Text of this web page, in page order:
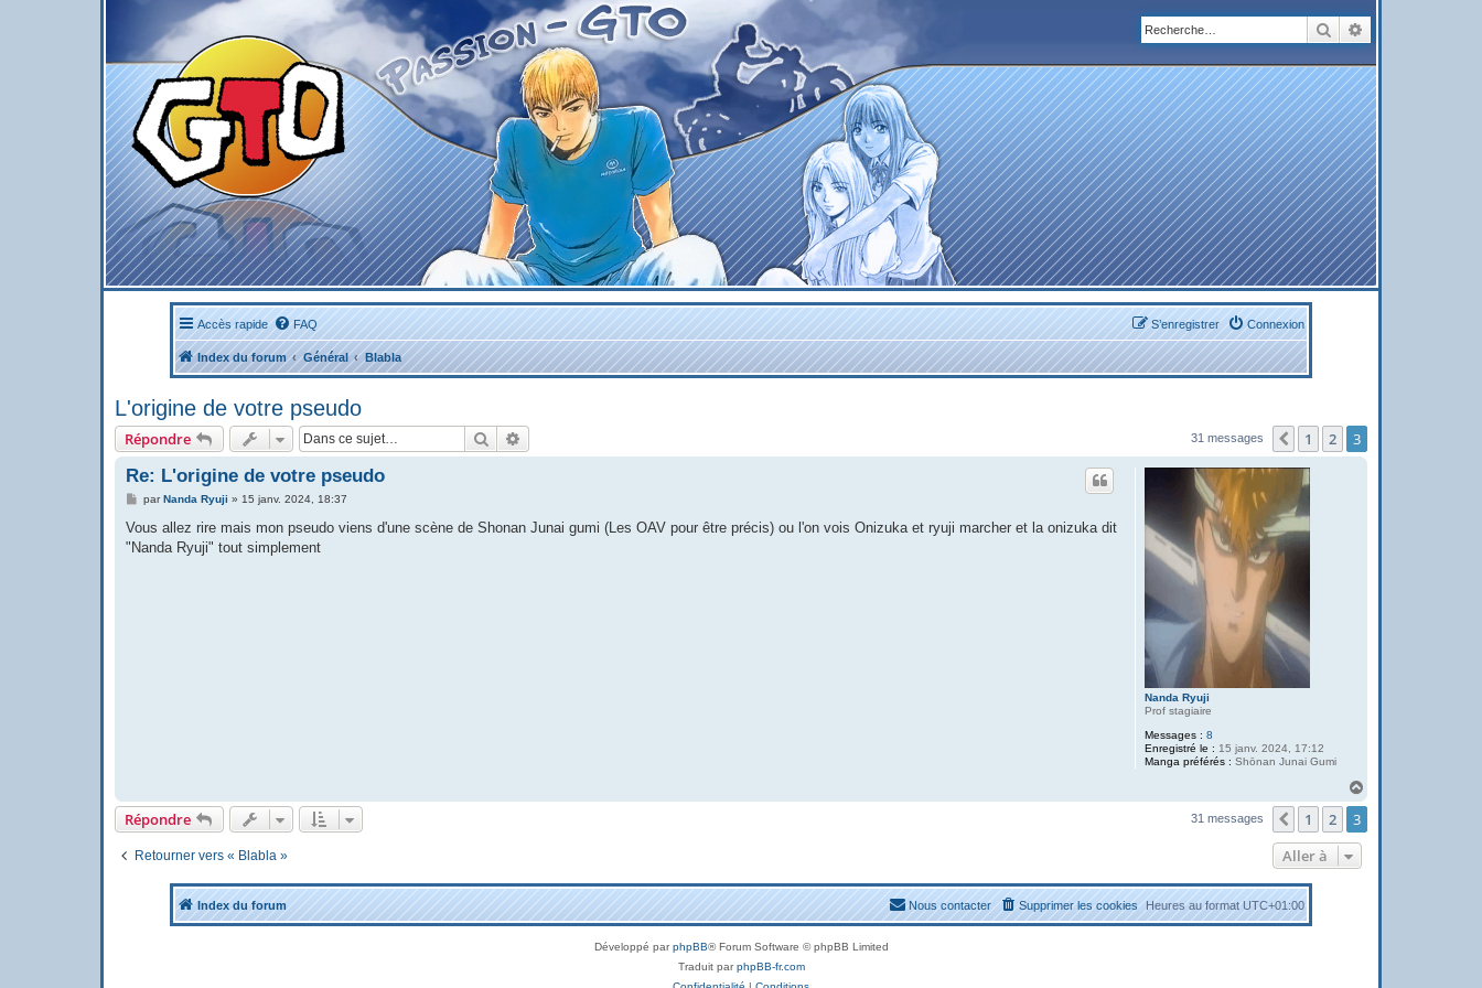
Rechercher
Accès rapide FAQ Connexion
S’enregistrer
Index du forum Général Blabla
L'origine de votre pseudo
Répondre Rechercher 31 messages Précédente
1 2 3
Nanda Ryuji
Prof stagiaire
Messages : 8
Enregistré le : 15 janv. 2024, 17:12
Manga préférés : Shōnan Junai Gumi
Re: L'origine de votre pseudo
M
s
a
parNanda Ryuji » 15 janv. 2024, 18:37
Vous allez rire mais mon pseudo viens d'une scène de Shonan Junai gumi (Les OAV pour être précis) ou l'on vois Onizuka et ryuji marcher et la onizuka dit
"Nanda Ryuji" tout simplement
t
Répondre 31 messages Précédente
1 2 3
Retourner vers « Blabla » Aller à
Index du forum Heures au formatUTC+01:00
Supprimer les cookies
Nous contacter
Développé parphpBB® Forum Software © phpBB Limited
Traduit parphpBB-fr.com